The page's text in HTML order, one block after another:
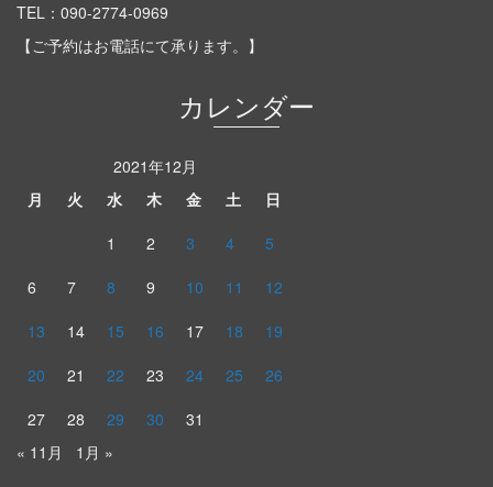
TEL： 090-2774-0969
【ご予約はお電話にて承ります。】
カレンダー
2021年12月
月
火 水 木 金 土
日
1
2 3 4
5
6
7 8 9 10 11
12
13
14 15 16 17 18
19
20
21 22 23 24 25
26
27
28 29 30
31
« 11月
1月 »